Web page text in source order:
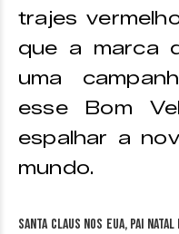
trajes
que a marca
uma
esse Bom
espalhar a
mundo.
Santa Claus nos EUA, Pai